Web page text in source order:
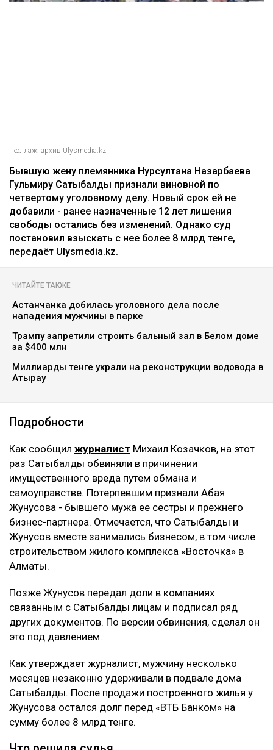
коллаж: архив Ulysmedia.kz
Бывшую жену племянника Нурсултана Назарбаева
Гульмиру Сатыбалды признали виновной по
четвертому уголовному делу. Новый срок ей не
добавили - ранее назначенные 12 лет лишения
свободы остались без изменений. Однако суд
постановил взыскать с нее более 8 млрд тенге,
передаёт Ulysmedia.kz.
ЧИТАЙТЕ ТАКЖЕ
Астанчанка добилась уголовного дела после
нападения мужчины в парке
Трампу запретили строить бальный зал в Белом доме
за $400 млн
Миллиарды тенге украли на реконструкции водовода в
Атырау
Подробности
Как сообщил журналист Михаил Козачков, на этот
раз Сатыбалды обвиняли в причинении
имущественного вреда путем обмана и
самоуправстве. Потерпевшим признали Абая
Жунусова - бывшего мужа ее сестры и прежнего
бизнес-партнера. Отмечается, что Сатыбалды и
Жунусов вместе занимались бизнесом, в том числе
строительством жилого комплекса «Восточка» в
Алматы.
Позже Жунусов передал доли в компаниях
связанным с Сатыбалды лицам и подписал ряд
других документов. По версии обвинения, сделал он
это под давлением.
Как утверждает журналист, мужчину несколько
месяцев незаконно удерживали в подвале дома
Сатыбалды. После продажи построенного жилья у
Жунусова остался долг перед «ВТБ Банком» на
сумму более 8 млрд тенге.